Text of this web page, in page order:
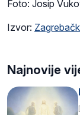
Foto: Josip
Izvor:
Najnovije